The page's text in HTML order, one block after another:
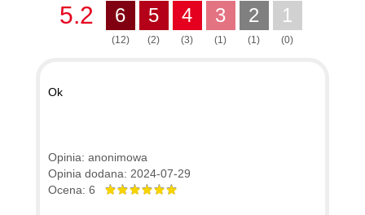
5.2 6
(12)
5
(2)
4
(3)
3
(1)
2
(1)
1
(0)
Ok
Opinia: anonimowa
Opinia dodana: 2024-07-29
Ocena: 6